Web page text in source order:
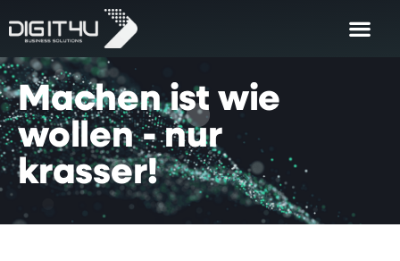
Machen ist wie
wollen - nur
krasser!